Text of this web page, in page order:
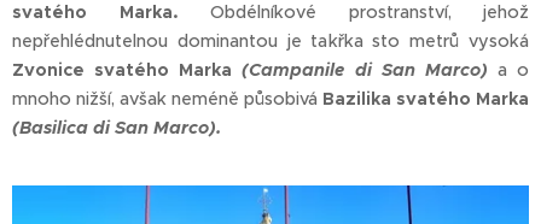
svatého Marka. Obdélníkové prostranství, jehož
nepřehlédnutelnou dominantou je takřka sto metrů vysoká
Zvonice svatého Marka (Campanile di San Marco) a o
mnoho nižší, avšak neméně působivá Bazilika svatého Marka
(Basilica di San Marco).